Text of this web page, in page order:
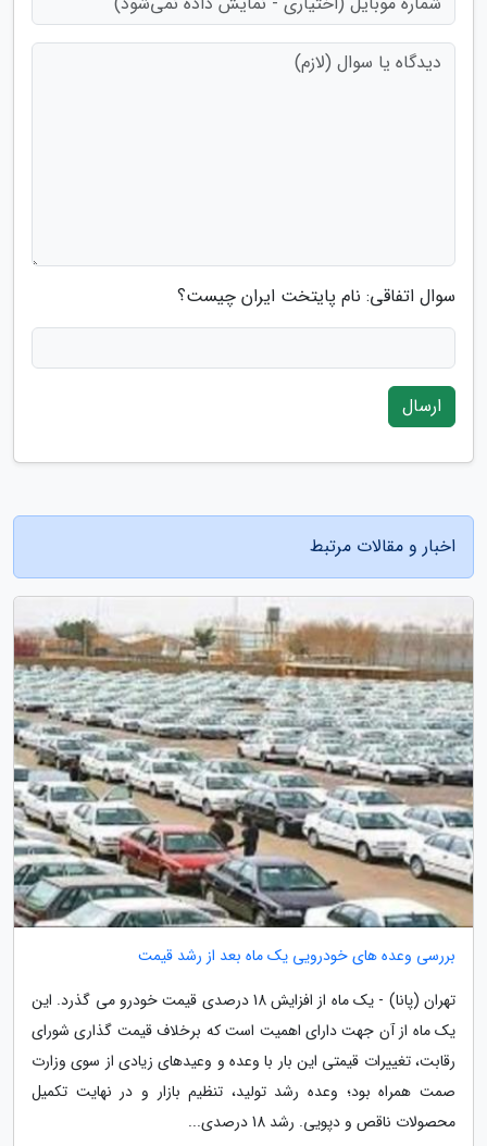
سوال اتفاقی: نام پایتخت ایران چیست؟
ارسال
اخبار و مقالات مرتبط
بررسی وعده های خودرویی یک ماه بعد از رشد قیمت
تهران (پانا) - یک ماه از افزایش 18 درصدی قیمت خودرو می گذرد. این
یک ماه از آن جهت دارای اهمیت است که برخلاف قیمت گذاری شورای
رقابت، تغییرات قیمتی این بار با وعده و وعیدهای زیادی از سوی وزارت
صمت همراه بود؛ وعده رشد تولید، تنظیم بازار و در نهایت تکمیل
محصولات ناقص و دپویی. رشد 18 درصدی...